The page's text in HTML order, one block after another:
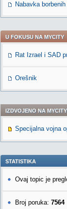
Nabavka
U FOKUSU NA MYCITY
Rat Izrael i SAD
Orešnik
IZDVOJENO NA MYCITY
Specijalna vojna
STATISTIKA
Ovaj topic je
Broj poruka: 7564